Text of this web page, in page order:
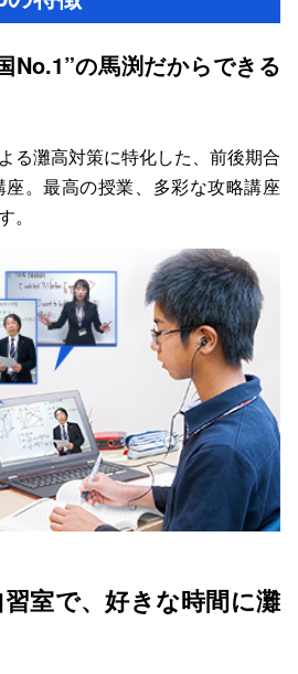
No.1”の馬渕だからできる
る灘高対策に特化した、前後期合
。最高の授業、多彩な攻略講座
。
室で、好きな時間に灘